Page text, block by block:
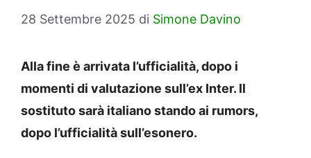
28 Settembre 2025 di Simone Davino
Alla fine è arrivata l’ufficialità, dopo i
momenti di valutazione sull’ex Inter. Il
sostituto sarà italiano stando ai rumors,
dopo l’ufficialità sull’esonero.